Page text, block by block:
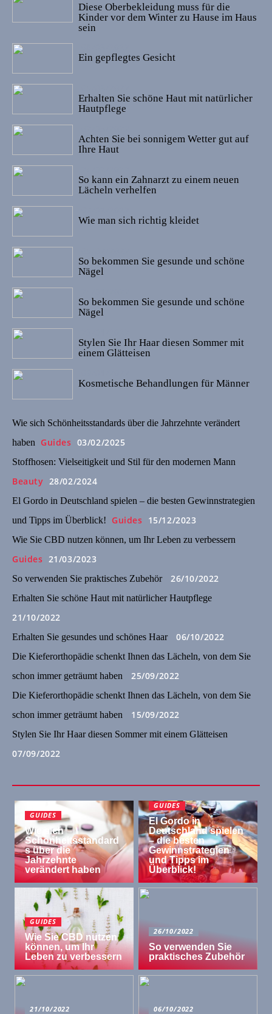
Diese Oberbekleidung muss für die
Kinder vor dem Winter zu Hause im Haus
sein
Ein gepflegtes Gesicht
Erhalten Sie schöne Haut mit natürlicher
Hautpflege
Achten Sie bei sonnigem Wetter gut auf
Ihre Haut
So kann ein Zahnarzt zu einem neuen
Lächeln verhelfen
Wie man sich richtig kleidet
So bekommen Sie gesunde und schöne
Nägel
So bekommen Sie gesunde und schöne
Nägel
Stylen Sie Ihr Haar diesen Sommer mit
einem Glätteisen
Kosmetische Behandlungen für Männer
Wie sich Schönheitsstandards über die Jahrzehnte verändert
haben
Guides 03/02/2025
Stoffhosen: Vielseitigkeit und Stil für den modernen Mann
Beauty 28/02/2024
El Gordo in Deutschland spielen – die besten Gewinnstrategien
und Tipps im Überblick!
Guides 15/12/2023
Wie Sie CBD nutzen können, um Ihr Leben zu verbessern
Guides 21/03/2023
So verwenden Sie praktisches Zubehör 26/10/2022
Erhalten Sie schöne Haut mit natürlicher Hautpflege
21/10/2022
Erhalten Sie gesundes und schönes Haar 06/10/2022
Die Kieferorthopädie schenkt Ihnen das Lächeln, von dem Sie
schon immer geträumt haben
25/09/2022
Die Kieferorthopädie schenkt Ihnen das Lächeln, von dem Sie
schon immer geträumt haben
15/09/2022
Stylen Sie Ihr Haar diesen Sommer mit einem Glätteisen
07/09/2022
GUIDES
Wie sich
Schönheitsstandard
s über die
Jahrzehnte
verändert haben
GUIDES
El Gordo in
Deutschland spielen
– die besten
Gewinnstrategien
und Tipps im
Überblick!
GUIDES
Wie Sie CBD nutzen
können, um Ihr
Leben zu verbessern
26/10/2022
So verwenden Sie
praktisches Zubehör
21/10/2022 06/10/2022